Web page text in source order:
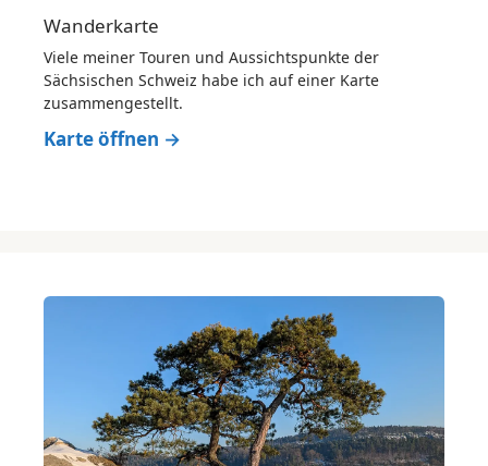
Wanderkarte
Viele meiner Touren und Aussichtspunkte der
Sächsischen Schweiz habe ich auf einer Karte
zusammengestellt.
Karte öffnen →